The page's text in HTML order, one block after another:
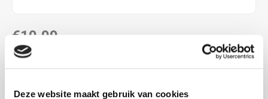
Deze website maakt gebruik van cookies
€10,99
DIRECT LEVERBAAR
9 x 10 borduurpakket met telpatroon Haan